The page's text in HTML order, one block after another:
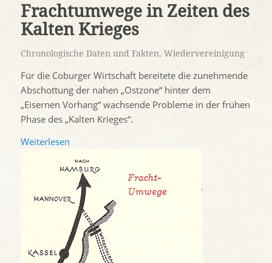
Frachtumwege in Zeiten des
Kalten Krieges
Chronologische Daten und Fakten, Wiedervereinigung
Für die Coburger Wirtschaft bereitete die zunehmende
Abschottung der nahen „Ostzone“ hinter dem
„Eisernen Vorhang“ wachsende Probleme in der frühen
Phase des „Kalten Krieges“.
Weiterlesen